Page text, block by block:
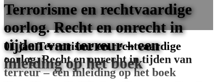
Terrorisme en rechtvaardige
oorlog. Recht en onrecht in
tijden van terreur – een
inleiding op het boek
01 janTerrorisme en rechtvaardige
oorlog. Recht en onrecht in tijden van
terreur – een inleiding op het boek